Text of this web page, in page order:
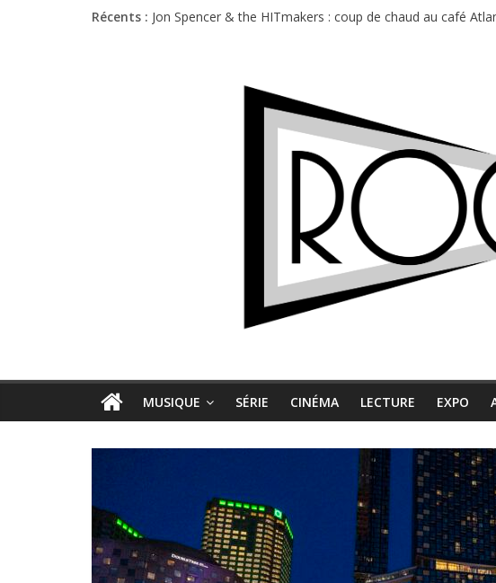
Récents : Jon Spencer & the HITmakers : coup de chaud au café
Première édition du Midgard Festival : entre bière, métal et
MUSIQUE SÉRIE CINÉMA LECTURE EXPO